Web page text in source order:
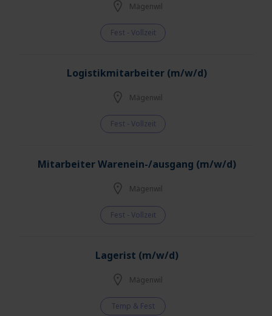
Mägenwil
Fest - Vollzeit
Logistikmitarbeiter (m/w/d)
Mägenwil
Fest - Vollzeit
Mitarbeiter Warenein-/ausgang (m/w/d)
Mägenwil
Fest - Vollzeit
Lagerist (m/w/d)
Mägenwil
Temp & Fest